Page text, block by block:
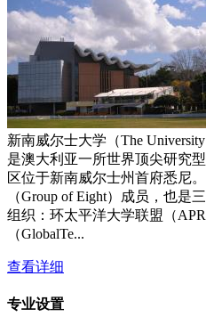
新南威尔士大学（The University
是澳大利亚一所世界顶尖研究
区位于新南威尔士州首府悉尼
（Group of Eight）成员，也是
组织：环太平洋大学联盟（
（GlobalTe...
查看详细
专业设置